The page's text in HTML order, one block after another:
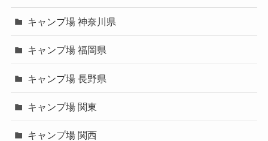
キャンプ場 神奈川県
キャンプ場 福岡県
キャンプ場 長野県
キャンプ場 関東
キャンプ場 関西